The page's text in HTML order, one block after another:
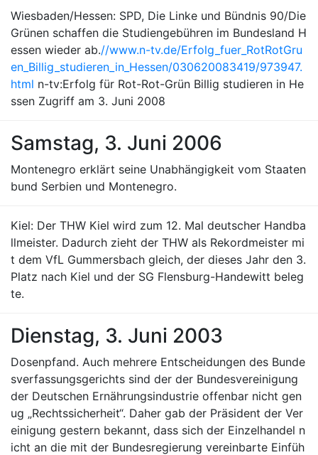
Wiesbaden/Hessen: SPD, Die Linke und Bündnis 90/Die
Grünen schaffen die Studiengebühren im Bundesland H
essen wieder ab.//www.n-tv.de/Erfolg_fuer_RotRotGru
en_Billig_studieren_in_Hessen/030620083419/973947.
html n-tv:Erfolg für Rot-Rot-Grün Billig studieren in He
ssen Zugriff am 3. Juni 2008
Samstag, 3. Juni 2006
Montenegro erklärt seine Unabhängigkeit vom Staaten
bund Serbien und Montenegro.
Kiel: Der THW Kiel wird zum 12. Mal deutscher Handba
llmeister. Dadurch zieht der THW als Rekordmeister mi
t dem VfL Gummersbach gleich, der dieses Jahr den 3.
Platz nach Kiel und der SG Flensburg-Handewitt beleg
te.
Dienstag, 3. Juni 2003
Dosenpfand. Auch mehrere Entscheidungen des Bunde
sverfassungsgerichts sind der der Bundesvereinigung
der Deutschen Ernährungsindustrie offenbar nicht gen
ug „Rechtssicherheit“. Daher gab der Präsident der Ver
einigung gestern bekannt, dass sich der Einzelhandel n
icht an die mit der Bundesregierung vereinbarte Einfüh